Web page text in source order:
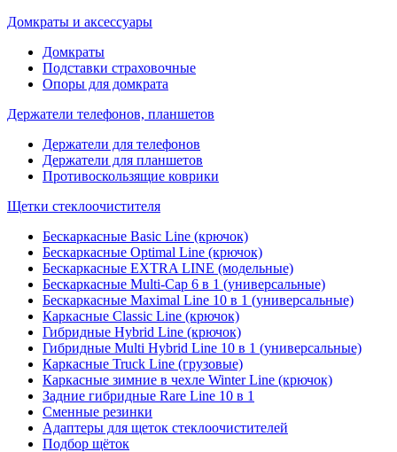
Домкраты и аксессуары
Домкраты
Подставки страховочные
Опоры для домкрата
Держатели телефонов, планшетов
Держатели для телефонов
Держатели для планшетов
Противоскользящие коврики
Щетки стеклоочистителя
Бескаркасные Basic Line (крючок)
Бескаркасные Optimal Line (крючок)
Бескаркасные EXTRA LINE (модельные)
Бескаркасные Multi-Cap 6 в 1 (универсальные)
Бескаркасные Maximal Line 10 в 1 (универсальные)
Каркасные Classic Line (крючок)
Гибридные Hybrid Line (крючок)
Гибридные Multi Hybrid Line 10 в 1 (универсальные)
Каркасные Truck Line (грузовые)
Каркасные зимние в чехле Winter Line (крючок)
Задние гибридные Rare Line 10 в 1
Сменные резинки
Адаптеры для щеток стеклоочистителей
Подбор щёток